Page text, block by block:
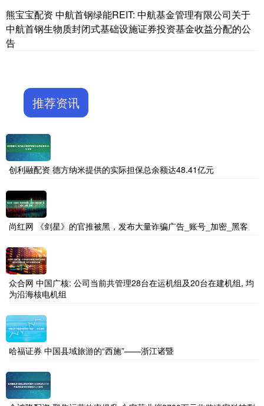
熊宝宝配资 中航首钢绿能REIT: 中航基金管理有限公司关于
中航首钢生物质封闭式基础设施证券投资基金收益分配的公
告
推荐资讯
创利融配资 德方纳米提供的实际担保总余额达48.41亿元
尚红网 《剑星》的官推被黑，发布大量诈骗广告_账号_加密_黑客
众合网 中国广核: 公司当前共管理28台在运机组及20台在建机组, 均
为沿海核电机组
哈福证券 中国县域旅游的“西施”——浙江诸暨